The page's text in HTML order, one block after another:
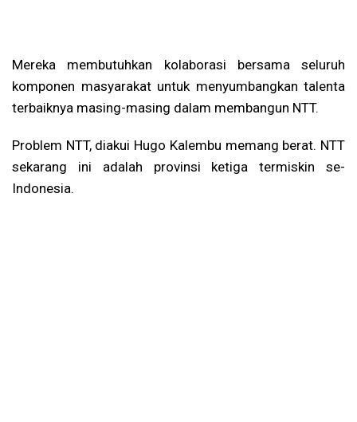
Mereka membutuhkan kolaborasi bersama seluruh
komponen masyarakat untuk menyumbangkan talenta
terbaiknya masing-masing dalam membangun NTT.
Problem NTT, diakui Hugo Kalembu memang berat. NTT
sekarang ini adalah provinsi ketiga termiskin se-
Indonesia.